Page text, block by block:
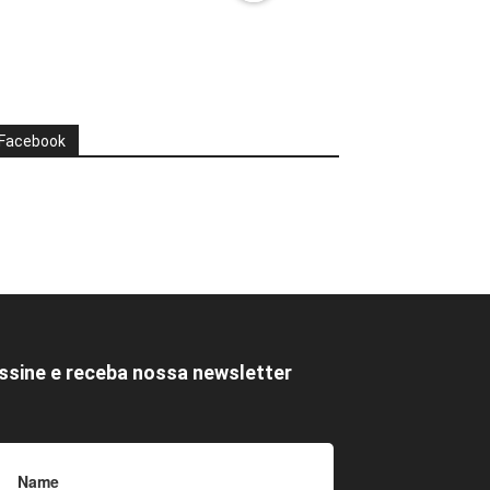
e receba nossa newsletter